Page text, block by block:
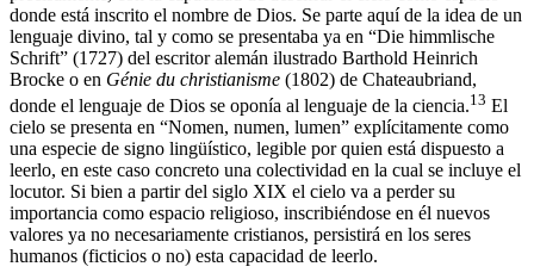
donde está inscrito el nombre de Dios. Se parte aquí de la idea de un
lenguaje divino, tal y como se presentaba ya en “Die himmlische
Schrift” (1727) del escritor alemán ilustrado Barthold Heinrich
Brocke o en Génie du christianisme (1802) de Chateaubriand,
donde el lenguaje de Dios se oponía al lenguaje de la ciencia.13 El
cielo se presenta en “Nomen, numen, lumen” explícitamente como
una especie de signo lingüístico, legible por quien está dispuesto a
leerlo, en este caso concreto una colectividad en la cual se incluye el
locutor. Si bien a partir del siglo XIX el cielo va a perder su
importancia como espacio religioso, inscribiéndose en él nuevos
valores ya no necesariamente cristianos, persistirá en los seres
humanos (ficticios o no) esta capacidad de leerlo.